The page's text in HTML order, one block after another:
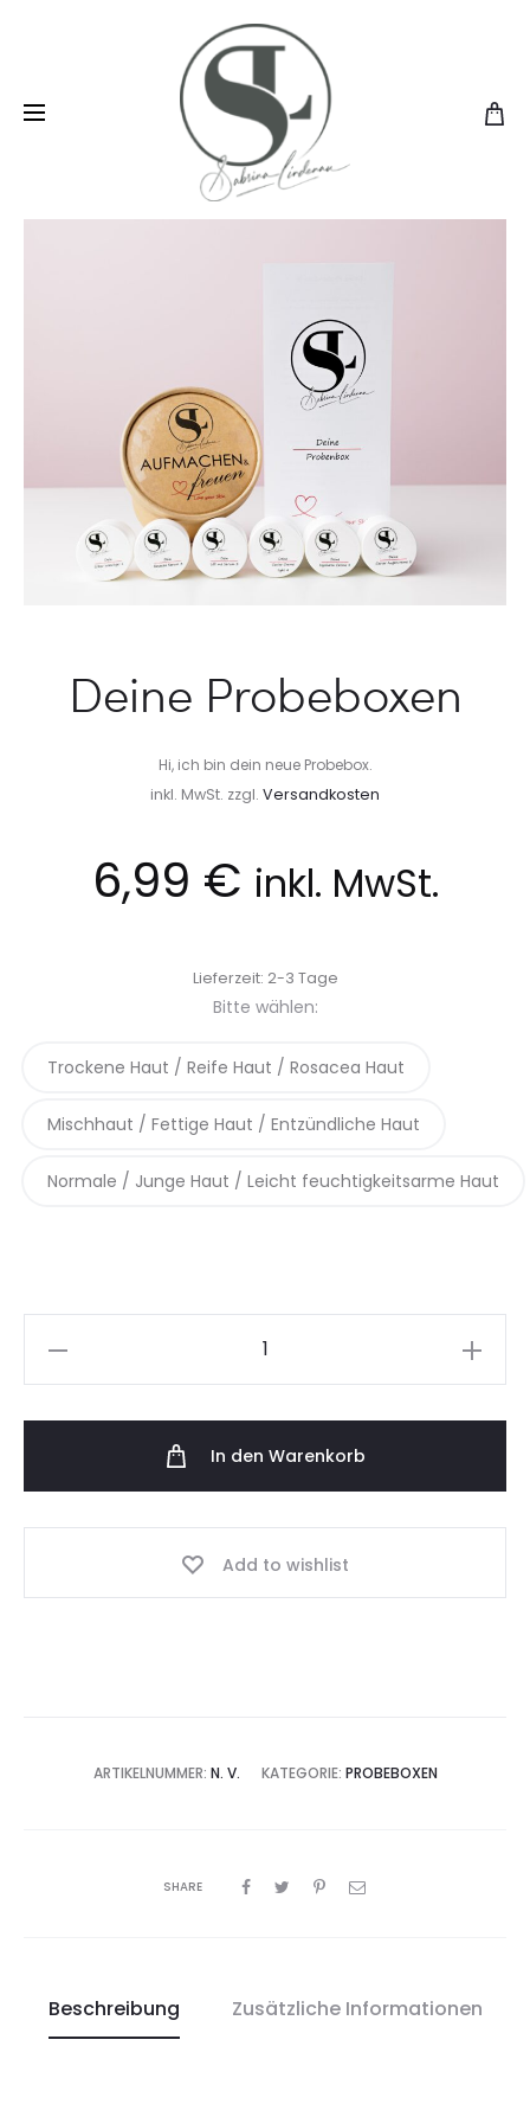
Deine Probeboxen
Hi, ich bin dein neue Probebox.
inkl. MwSt. zzgl. Versandkosten
6,99 € inkl. MwSt.
Lieferzeit: 2-3 Tage
Bitte wählen:
Trockene Haut / Reife Haut / Rosacea Haut
Mischhaut / Fettige Haut / Entzündliche Haut
Normale / Junge Haut / Leicht feuchtigkeitsarme Haut
In den Warenkorb
Add to wishlist
r
:
ARTIKELNUMMER: N. V. KATEGORIE: PROBEBOXEN
SHARE
Beschreibung Zusätzliche Informationen